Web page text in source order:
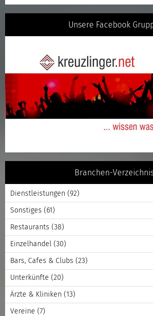
Unsere Facebook
Branchen-
Dienstleistungen (92)
Sonstiges (61)
Restaurants (38)
Einzelhandel (30)
Bars, Cafes & Clubs (23)
Unterkünfte (20)
Ärzte & Kliniken (13)
Vereine (7)